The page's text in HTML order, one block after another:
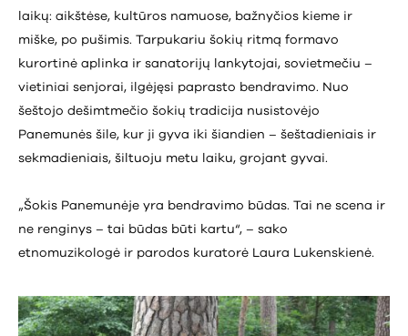
laikų: aikštėse, kultūros namuose, bažnyčios kieme ir
miške, po pušimis. Tarpukariu šokių ritmą formavo
kurortinė aplinka ir sanatorijų lankytojai, sovietmečiu –
vietiniai senjorai, ilgėjęsi paprasto bendravimo. Nuo
šeštojo dešimtmečio šokių tradicija nusistovėjo
Panemunės šile, kur ji gyva iki šiandien – šeštadieniais ir
sekmadieniais, šiltuoju metu laiku, grojant gyvai.
„Šokis Panemunėje yra bendravimo būdas. Tai ne scena ir
ne renginys – tai būdas būti kartu“, – sako
etnomuzikologė ir parodos kuratorė Laura Lukenskienė.